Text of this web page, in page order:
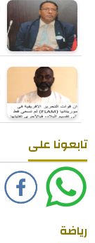
تابعونا على
رياضة